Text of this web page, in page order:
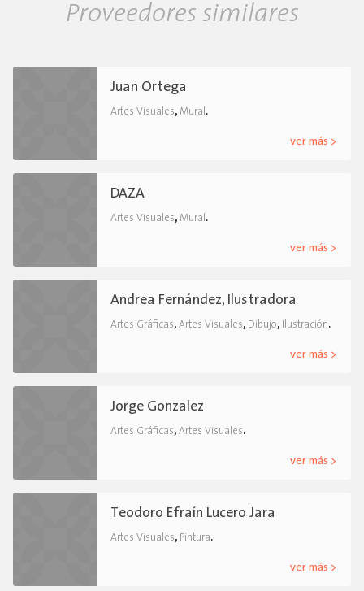
Proveedores similares
Juan Ortega
Artes Visuales, Mural .
ver más >
DAZA
Artes Visuales, Mural .
ver más >
Andrea Fernández, Ilustradora
Artes Gráficas, Artes Visuales, Dibujo, Ilustración.
ver más >
Jorge Gonzalez
Artes Gráficas, Artes Visuales.
ver más >
Teodoro Efraín Lucero Jara
Artes Visuales, Pintura.
ver más >